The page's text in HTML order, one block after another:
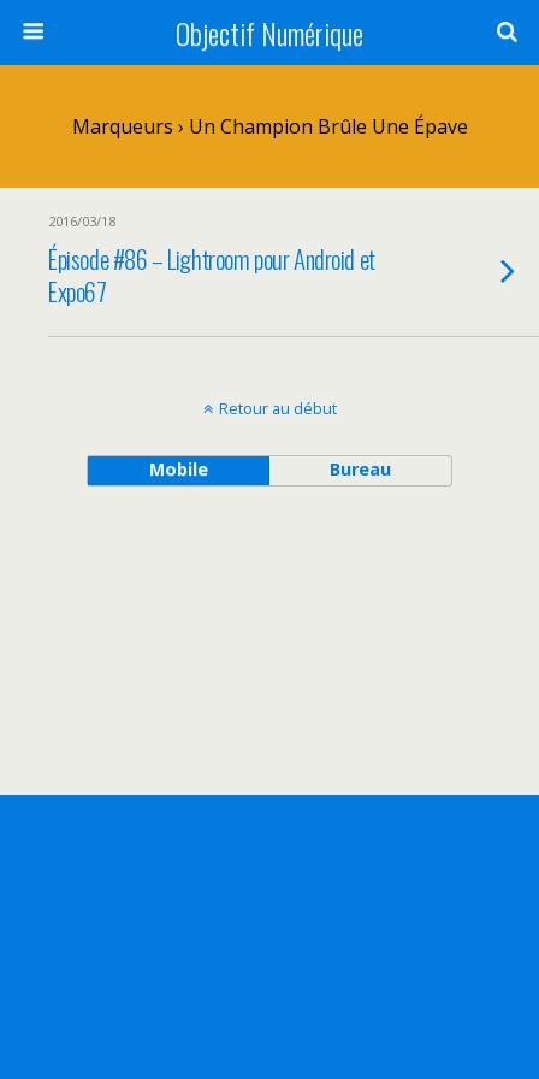
Objectif Numérique
Marqueurs › Un Champion Brûle Une Épave
2016/03/18
Épisode #86 – Lightroom pour Android et
Expo67
Retour au début
Mobile Bureau